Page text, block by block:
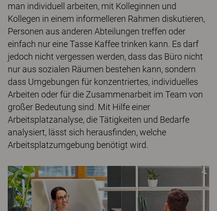
man individuell arbeiten, mit Kolleginnen und
Kollegen in einem informelleren Rahmen diskutieren,
Personen aus anderen Abteilungen treffen oder
einfach nur eine Tasse Kaffee trinken kann. Es darf
jedoch nicht vergessen werden, dass das Büro nicht
nur aus sozialen Räumen bestehen kann, sondern
dass Umgebungen für konzentriertes, individuelles
Arbeiten oder für die Zusammenarbeit im Team von
großer Bedeutung sind. Mit Hilfe einer
Arbeitsplatzanalyse, die Tätigkeiten und Bedarfe
analysiert, lässt sich herausfinden, welche
Arbeitsplatzumgebung benötigt wird.